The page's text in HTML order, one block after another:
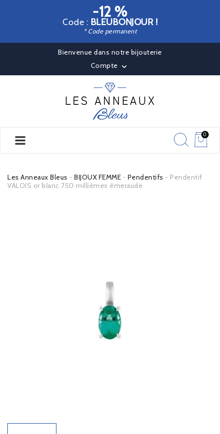
-12 %
Code : BLEUBONJOUR !
* Code permanent
Bienvenue dans notre bijouterie
Compte 
0
Les Anneaux Bleus BIJOUX FEMME Pendentifs
Pendentif
VALOIS or blanc 750 millièmes émeraude